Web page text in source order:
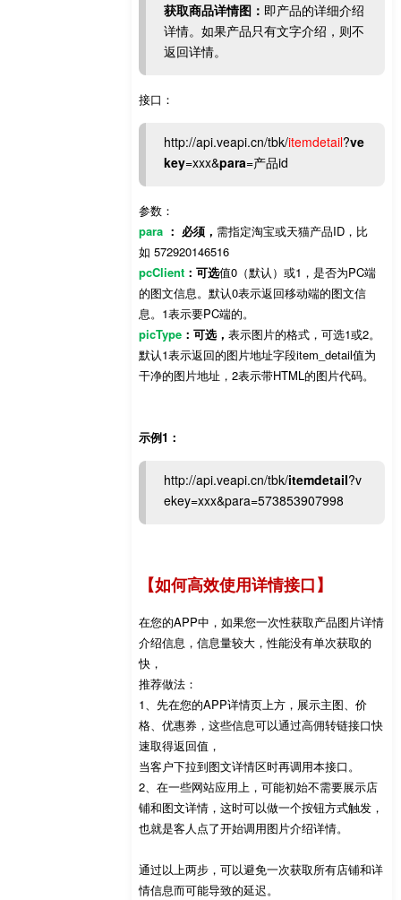
获取商品详情图： 即产品的详细介绍
详情。如果产品只有文字介绍，则不
返回详情。
接口：
http://api.veapi.cn/tbk/itemdetail?ve
key=xxx&para=产品id
参数：
para ： 必须， 需指定淘宝或天猫产品ID，比
如 572920146516
pcClient ：可选值0（默认）或1，是否为PC端
的图文信息。默认0表示返回移动端的图文信
息。1表示要PC端的。
picType ：可选，表示图片的格式，可选1或2。
默认1表示返回的图片地址字段item_detail值为
干净的图片地址，2表示带HTML的图片代码。
示例1：
http://api.veapi.cn/tbk/itemdetail?v
ekey=xxx&para=573853907998
【如何高效使用详情接口】
在您的APP中，如果您一次性获取产品图片详情
介绍信息，信息量较大，性能没有单次获取的
快，
推荐做法：
1、先在您的APP详情页上方，展示主图、价
格、优惠券，这些信息可以通过高佣转链接口快
速取得返回值，
当客户下拉到图文详情区时再调用本接口。
2、在一些网站应用上，可能初始不需要展示店
铺和图文详情，这时可以做一个按钮方式触发，
也就是客人点了开始调用图片介绍详情。
通过以上两步，可以避免一次获取所有店铺和详
情信息而可能导致的延迟。